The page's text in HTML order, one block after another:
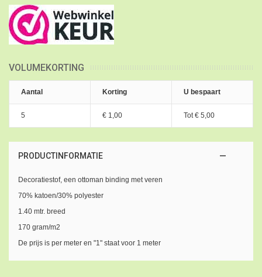
VOLUMEKORTING
Aantal Korting U bespaart
5 € 1,00 Tot € 5,00
PRODUCTINFORMATIE
Decoratiestof, een ottoman binding met veren
70% katoen/30% polyester
1.40 mtr. breed
170 gram/m2
De prijs is per meter en "1" staat voor 1 meter